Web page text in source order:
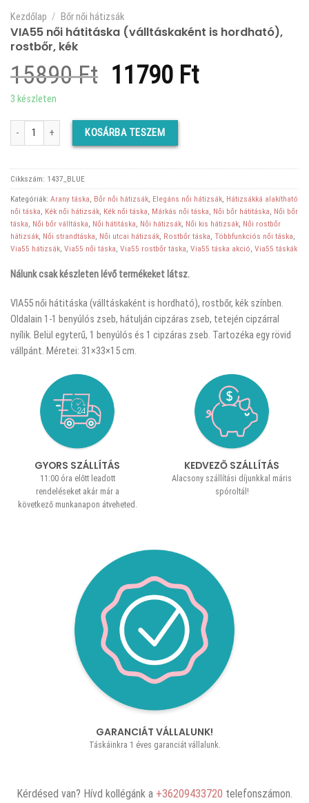
Kezdőlap / Bőr női hátizsák
VIA55 női hátitáska (válltáskaként is hordható),
rostbőr, kék
15890Ft Original
was:
15890 Ft.
11790 FtCurrent
3 készleten
VIA55 női hátitáska (válltáskaként is hordható), rostbőr, kék mennyiség
KOSÁRBA TESZEM
Cikkszám: 1437_BLUE
Kategóriák: Arany táska, Bőr női hátizsák, Elegáns női hátizsák, Hátizsákká alakítható
női táska, Kék női hátizsák, Kék női táska, Márkás női táska, Női bőr hátitáska, Női bőr
táska, Női bőr válltáska, Női hátitáska, Női hátizsák, Női kis hátizsák, Női rostbőr
hátizsák, Női strandtáska, Női utcai hátizsák, Rostbőr táska, Többfunkciós női táska,
Via55 hátizsák, Via55 női táska, Via55 rostbőr táska, Via55 táska akció, Via55 táskák
Nálunk csak készleten lévő termékeket látsz.
VIA55 női hátitáska (válltáskaként is hordható), rostbőr, kék színben.
Oldalain 1-1 benyúlós zseb, hátulján cipzáras zseb, tetején cipzárral
nyílik. Belül egyterű, 1 benyúlós és 1 cipzáras zseb. Tartozéka egy rövid
vállpánt. Méretei: 31×33×15 cm.
GYORS SZÁLLÍTÁS
11:00 óra előtt leadott
rendeléseket akár már a
következő munkanapon átveheted.
KEDVEZŐ SZÁLLÍTÁS
Alacsony szállítási díjunkkal máris
spóroltál!
GARANCIÁT VÁLLALUNK!
Táskáinkra 1 éves garanciát vállalunk.
Kérdésed van? Hívd kollégánk a +36209433720 telefonszámon.